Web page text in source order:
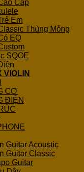
Cấp
Em
Thùng Mỏng
EQ
SQOE
VIOLIN
CƠ
ĐIỆN
Guitar Acoustic
Guitar Classic
Guitar